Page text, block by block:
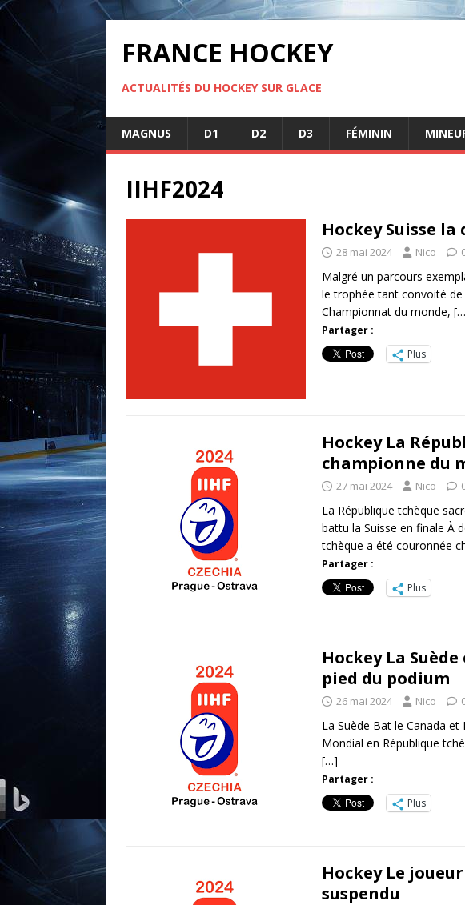
FRANCE HOCKEY
ACTUALITÉS DU HOCKEY SUR GLACE
MAGNUS D1 D2 D3 FÉMININ
IIHF2024
Hockey Suisse
28 mai 2024 Nico
Malgré un parcours
le trophée tant convoité
Championnat du monde,
Partager :
Plus
Hockey La
championne du
27 mai 2024 Nico
La République tchèque
battu la Suisse en finale À
tchèque a été couronnée
Partager :
Plus
Hockey La
pied du podium
26 mai 2024 Nico
La Suède Bat le Canada
Mondial en République
[…]
Partager :
Plus
Hockey Le
suspendu